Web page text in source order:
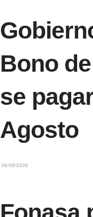
Bono
se
Agosto
06/08/2026